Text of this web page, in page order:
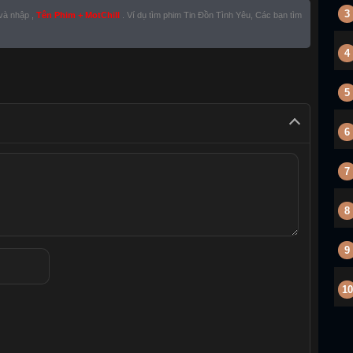
nhập , Tên Phim + MotChill . Ví dụ tìm phim Tin Đồn Tình Yêu, Các bạn tìm 3
4
5
6
7
8
9
10